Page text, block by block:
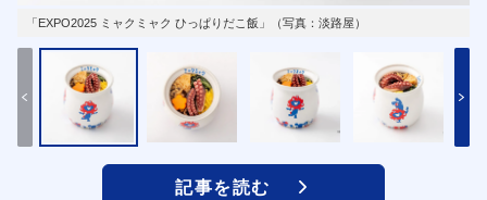
「EXPO2025 ミャクミャク ひっぱりだこ飯」（写真：淡路屋）
記事を読む